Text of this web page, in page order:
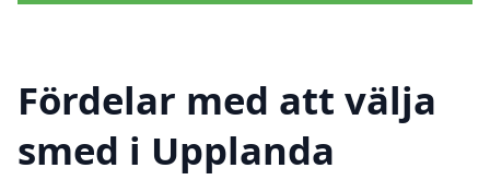
Fördelar med att välja
smed i Upplanda